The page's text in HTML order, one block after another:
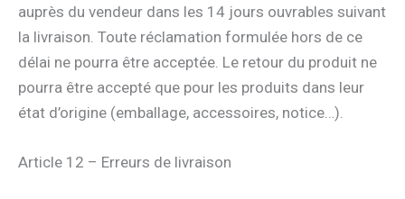
auprès du vendeur dans les 14 jours ouvrables suivant
la livraison. Toute réclamation formulée hors de ce
délai ne pourra être acceptée. Le retour du produit ne
pourra être accepté que pour les produits dans leur
état d’origine (emballage, accessoires, notice…).
Article 12 – Erreurs de livraison